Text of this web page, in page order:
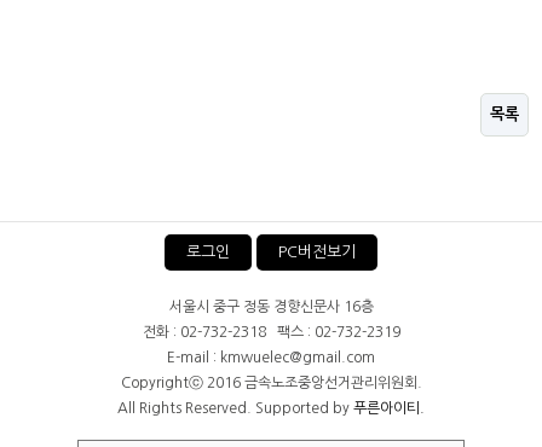
목록
로그인 PC버전보기
서울시 중구 정동 경향신문사 16층
전화 : 02-732-2318 팩스 : 02-732-2319
E-mail : kmwuelec@gmail.com
Copyrightⓒ 2016 금속노조중앙선거관리위원회.
All Rights Reserved. Supported by 푸른아이티.